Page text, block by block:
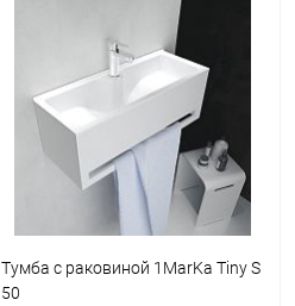
В корзину
Купить в 1 клик Сравнение
В избранное Под заказ
Тумба с раковиной 1MarKa Tiny S
50